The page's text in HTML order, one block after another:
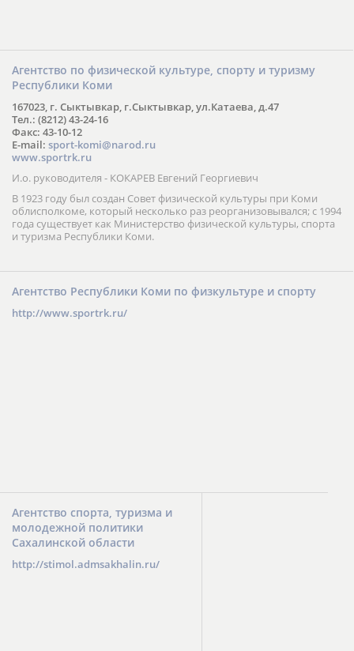
Агентство по физической культуре, спорту и туризму
Республики Коми
167023, г. Сыктывкар, г.Сыктывкар, ул.Катаева, д.47
Тел.: (8212) 43-24-16
Факс: 43-10-12
E-mail: sport-komi@narod.ru
www.sportrk.ru
И.о. руководителя - КОКАРЕВ Евгений Георгиевич
В 1923 году был создан Совет физической культуры при Коми
облисполкоме, который несколько раз реорганизовывался; с 1994
года существует как Министерство физической культуры, спорта
и туризма Республики Коми.
Агентство Республики Коми по физкультуре и спорту
http://www.sportrk.ru/
Агентство спорта, туризма и
молодежной политики
Сахалинской области
http://stimol.admsakhalin.ru/